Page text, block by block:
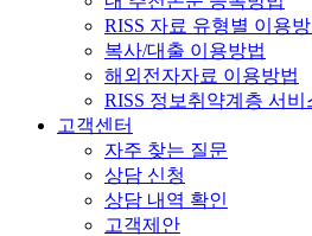
RISS 자료 유형별 이용
복사/대출 이용방법
해외전자자료 이용방법
RISS 정보취약계층 서비
고객센터
자주 찾는 질문
상담 신청
상담 내역 확인
고객제안